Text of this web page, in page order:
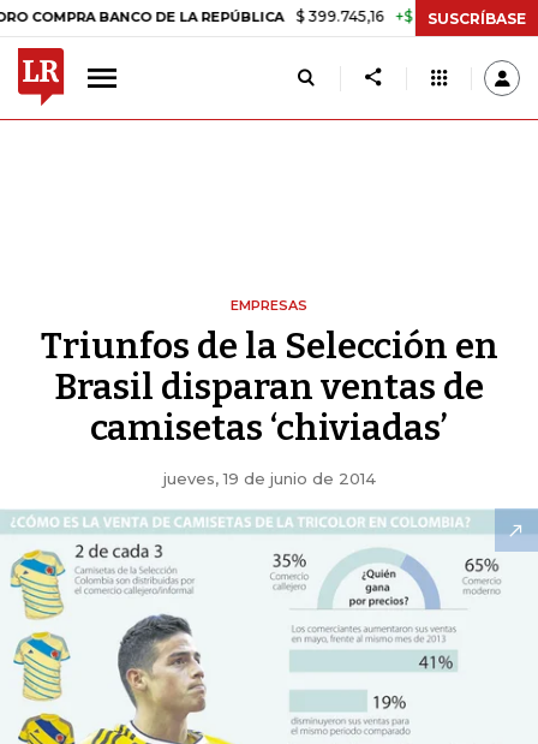
BANCO DE LA REPÚBLICA $ 399.745,16 +$ 2.295,71 +0,58%
SUSCRÍBASE
EMPRESAS
Triunfos de la Selección en
Brasil disparan ventas de
camisetas ‘chiviadas’
jueves, 19 de junio de 2014